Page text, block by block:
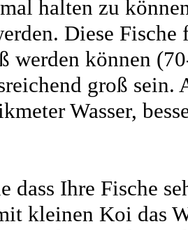
halten zu
Diese
werden können
groß
Wasser,
dass Ihre Fische
kleinen Koi das